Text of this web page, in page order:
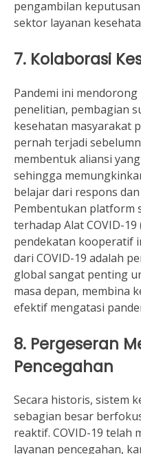
pengambilan
sektor layanan
7. Kolaborasi
Pandemi ini
penelitian, pembagian
kesehatan masyarakat
pernah terjadi
membentuk aliansi
sehingga
belajar dari respons
Pembentukan platform
terhadap Alat COVID-
pendekatan kooperatif
dari COVID-19 adalah
global sangat penting
masa depan, membina
efektif mengatasi
8. Pergeseran
Pencegahan
Secara historis, sistem
sebagian besar
reaktif. COVID-19 telah
layanan pencegahan,